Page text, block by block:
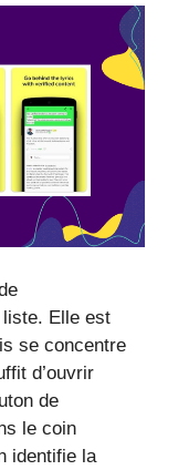
Elle est
se concentre
d’ouvrir
de
le coin
identifie la